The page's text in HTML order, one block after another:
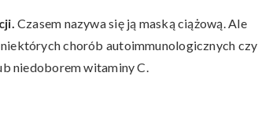
Czasem nazywa się ją maską ciążową. Ale
chorób autoimmunologicznych czy
niedoborem witaminy C.